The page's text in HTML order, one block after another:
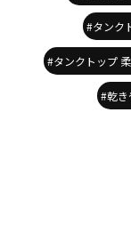
#タンク
#タンクトップ
#乾き